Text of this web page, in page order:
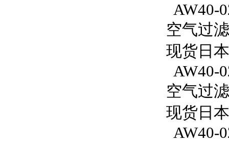
AW40-
空气过
现货日
AW40-
空气过
现货日
AW40-